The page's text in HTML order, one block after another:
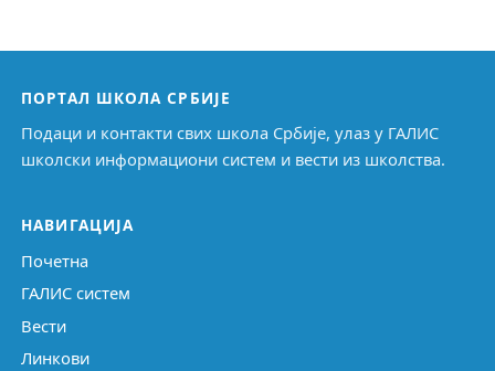
ПОРТАЛ ШКОЛА СРБИЈЕ
Подаци и контакти свих школа Србије, улаз у ГАЛИС
школски информациони систем и вести из школства.
НАВИГАЦИЈА
Почетна
ГАЛИС систем
Вести
Линкови